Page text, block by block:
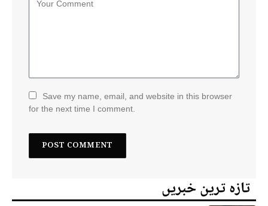
Save my name, email, and website in this browser
for the next time I comment.
تازہ ترین خبریں